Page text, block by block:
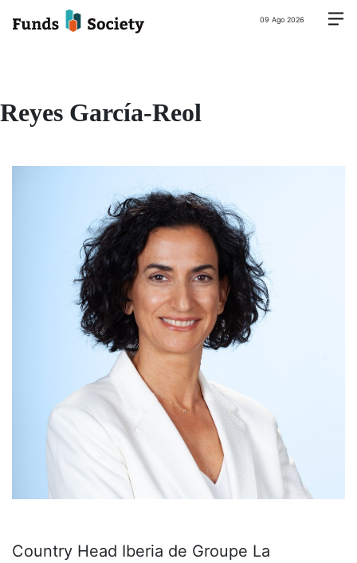
09 Ago 2026
Reyes García-Reol
Country Head Iberia de Groupe La